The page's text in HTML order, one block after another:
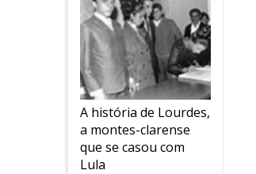
A história de Lourdes,
a montes-clarense
que se casou com
Lula